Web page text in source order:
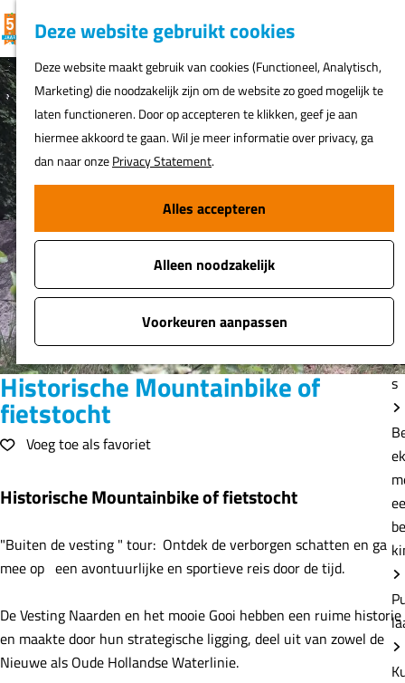
Deze website gebruikt cookies
Deze website maakt gebruik van cookies (Functioneel, Analytisch,
Marketing) die noodzakelijk zijn om de website zo goed mogelijk te
laten functioneren. Door op accepteren te klikken, geef je aan
hiermee akkoord te gaan. Wil je meer informatie over privacy, ga
dan naar onzePrivacy Statement.
Alles accepteren
Alleen noodzakelijk
Voorkeuren aanpassen
G
a
n
a
a
r
d
e
h
o
m
e
p
a
g
e
F
v
o
r
i
e
t
e
n
K
a
a
r
t
Z
e
k
e
n
MENU
s
Historische Mountainbike of
fietstocht
Voeg toe als favorietVoeg toe als favoriet
Historische Mountainbike of fietstocht
"Buiten de vesting " tour: Ontdek de verborgen schatten en ga
mee op een avontuurlijke en sportieve reis door de tijd.
De Vesting Naarden en het mooie Gooi hebben een ruime historie
en maakte door hun strategische ligging, deel uit van zowel de
Nieuwe als Oude Hollandse Waterlinie.